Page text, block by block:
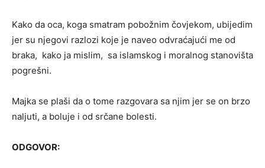
Kako da oca, koga smatram pobožnim čovjekom, ubijedim
jer su njegovi razlozi koje je naveo odvraćajući me od
braka, kako ja mislim, sa islamskog i moralnog stanovišta
pogrešni.
Majka se plaši da o tome razgovara sa njim jer se on brzo
naljuti, a boluje i od srčane bolesti.
ODGOVOR: